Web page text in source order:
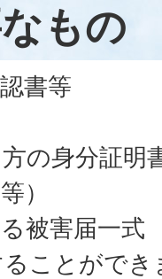
もの
書等
の身分証明
）
被害届一式
ことができ